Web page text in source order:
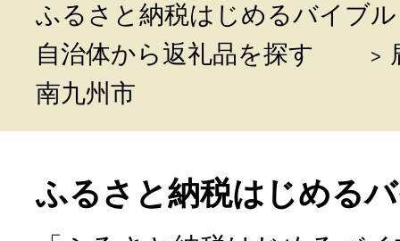
ふるさと納税はじめるバイブル
自治体から返礼品を探す
南九州市
ふるさと納税はじめる